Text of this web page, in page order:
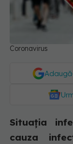
Coronavirus
Situația
cauza